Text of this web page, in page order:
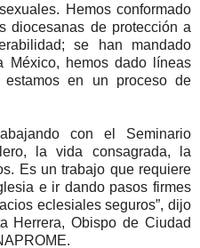
Hemos conformado
diocesanas de protección a
se han mandado
México, hemos dado líneas
en un proceso de
con el Seminario
la vida consagrada, la
Es un trabajo que requiere
e ir dando pasos firmes
eclesiales seguros”, dijo
Herrera, Obispo de Ciudad